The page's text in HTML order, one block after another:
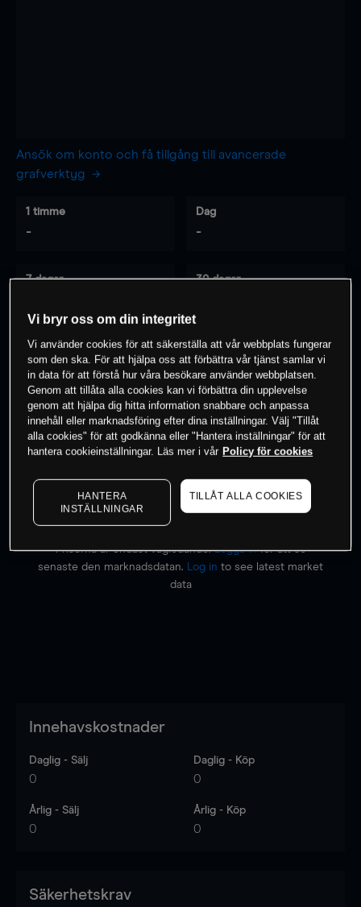
Ansök om konto och få tillgång till avancerade
grafverktyg
1 timme
-
Dag
-
7 dagar 30 dagar
0% av kunderna har en position i detta
instrument
Börja handla
Priserna är endast vägledande.Logga inför att se
senaste den marknadsdatan.
Log in to see latest market
data
Innehavskostnader
Daglig - Sälj
0
Daglig - Köp
0
Årlig - Sälj
0
Årlig - Köp
0
Säkerhetskrav
Vi bryr oss om din integritet
Vi använder cookies för att säkerställa att vår webbplats fungerar
som den ska. För att hjälpa oss att förbättra vår tjänst samlar vi
in data för att förstå hur våra besökare använder webbplatsen.
Genom att tillåta alla cookies kan vi förbättra din upplevelse
genom att hjälpa dig hitta information snabbare och anpassa
innehåll eller marknadsföring efter dina inställningar. Välj "Tillåt
alla cookies" för att godkänna eller "Hantera inställningar" för att
hantera cookieinställningar. Läs mer i vår Policy för cookies
HANTERA
INSTÄLLNINGAR
TILLÅT ALLA COOKIES